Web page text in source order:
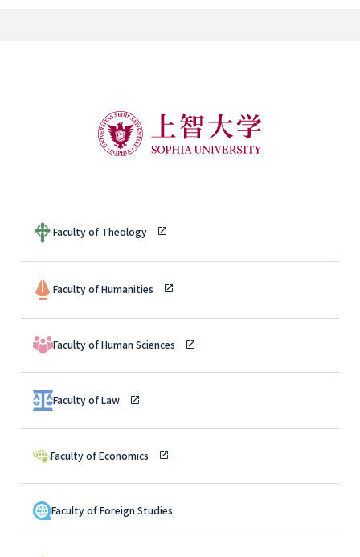
Faculty of Theology
Faculty of Humanities
Faculty of Human Sciences
Faculty of Law
Faculty of Economics
Faculty of Foreign Studies